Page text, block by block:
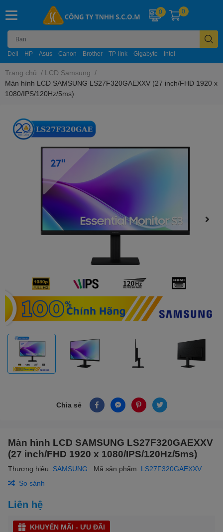
Dell HP Asus Canon Brother TP-link Gigabyte Intel
0 0
Trang chủ / LCD Samsung /
Màn hình LCD SAMSUNG LS27F320GAEXXV (27 inch/FHD 1920 x
1080/IPS/120Hz/5ms)
Chia sẻ
Màn hình LCD SAMSUNG LS27F320GAEXXV
(27 inch/FHD 1920 x 1080/IPS/120Hz/5ms)
Thương hiệu: SAMSUNG Mã sản phẩm: LS27F320GAEXXV
So sánh
Liên hệ
KHUYẾN MÃI - ƯU ĐÃI